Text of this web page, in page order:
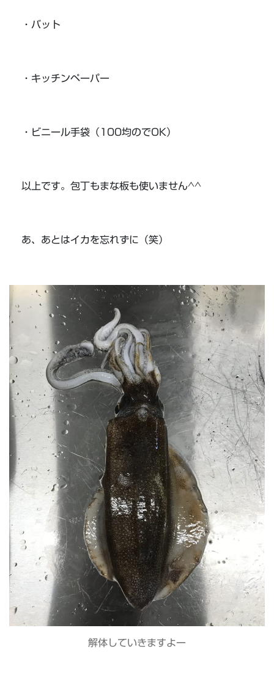
・バット
・キッチンペーパー
・ビニール手袋（100均のでOK）
以上です。包丁もまな板も使いません^^
あ、あとはイカを忘れずに（笑）
解体していきますよー